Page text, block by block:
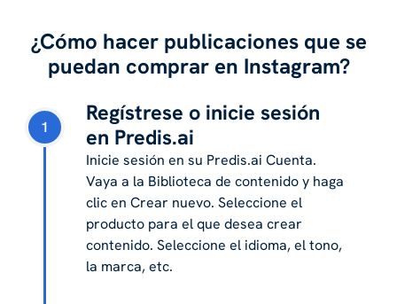
¿Cómo hacer publicaciones que se
puedan comprar en Instagram?
1
Regístrese o inicie sesión
en Predis.ai
Inicie sesión en su Predis.ai Cuenta.
Vaya a la Biblioteca de contenido y haga
clic en Crear nuevo. Seleccione el
producto para el que desea crear
contenido. Seleccione el idioma, el tono,
la marca, etc.